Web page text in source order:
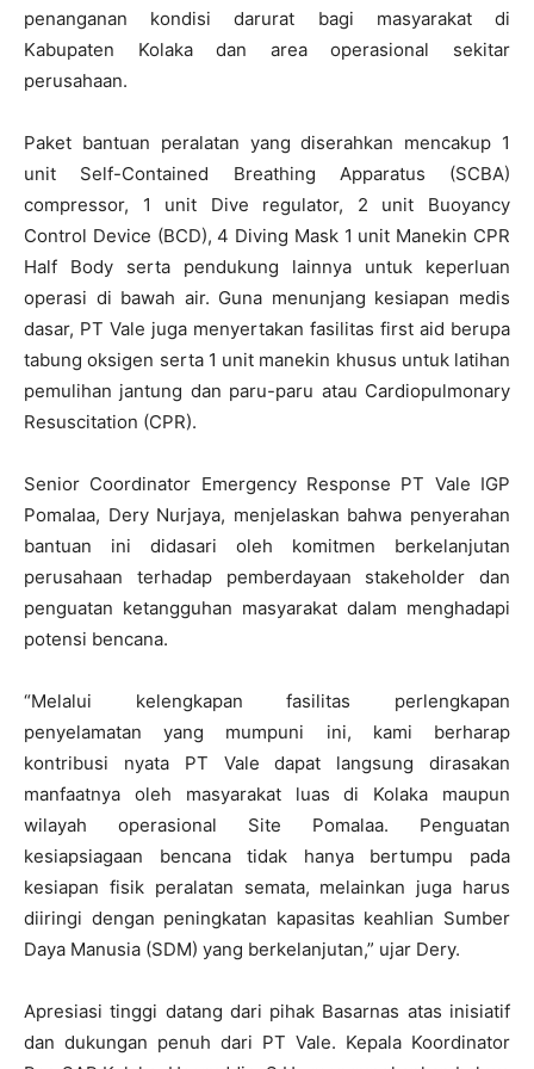
penanganan kondisi darurat bagi masyarakat di
Kabupaten Kolaka dan area operasional sekitar
perusahaan.
Paket bantuan peralatan yang diserahkan mencakup 1
unit Self-Contained Breathing Apparatus (SCBA)
compressor, 1 unit Dive regulator, 2 unit Buoyancy
Control Device (BCD), 4 Diving Mask 1 unit Manekin CPR
Half Body serta pendukung lainnya untuk keperluan
operasi di bawah air. Guna menunjang kesiapan medis
dasar, PT Vale juga menyertakan fasilitas first aid berupa
tabung oksigen serta 1 unit manekin khusus untuk latihan
pemulihan jantung dan paru-paru atau Cardiopulmonary
Resuscitation (CPR).
Senior Coordinator Emergency Response PT Vale IGP
Pomalaa, Dery Nurjaya, menjelaskan bahwa penyerahan
bantuan ini didasari oleh komitmen berkelanjutan
perusahaan terhadap pemberdayaan stakeholder dan
penguatan ketangguhan masyarakat dalam menghadapi
potensi bencana.
“Melalui kelengkapan fasilitas perlengkapan
penyelamatan yang mumpuni ini, kami berharap
kontribusi nyata PT Vale dapat langsung dirasakan
manfaatnya oleh masyarakat luas di Kolaka maupun
wilayah operasional Site Pomalaa. Penguatan
kesiapsiagaan bencana tidak hanya bertumpu pada
kesiapan fisik peralatan semata, melainkan juga harus
diiringi dengan peningkatan kapasitas keahlian Sumber
Daya Manusia (SDM) yang berkelanjutan,” ujar Dery.
Apresiasi tinggi datang dari pihak Basarnas atas inisiatif
dan dukungan penuh dari PT Vale. Kepala Koordinator